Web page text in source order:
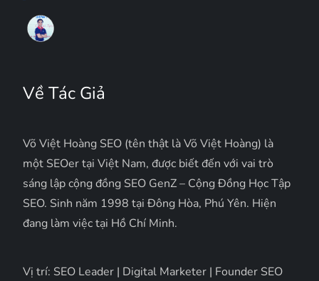
Về Tác Giả
Võ Việt Hoàng SEO (tên thật là Võ Việt Hoàng) là
một SEOer tại Việt Nam, được biết đến với vai trò
sáng lập cộng đồng SEO GenZ – Cộng Đồng Học Tập
SEO. Sinh năm 1998 tại Đông Hòa, Phú Yên. Hiện
đang làm việc tại Hồ Chí Minh.
Vị trí: SEO Leader | Digital Marketer | Founder SEO